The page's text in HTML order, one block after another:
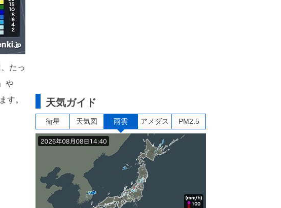
たっ
や
す。
天気ガイド
衛星 天気図 雨雲 アメダス PM2.5